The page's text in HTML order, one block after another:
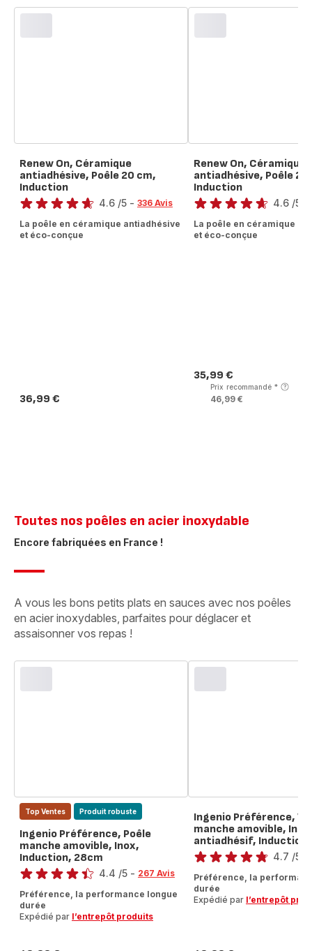
Renew On, Céramique
antiadhésive, Poêle 20 cm,
Induction
Note
4.6 /5 - 336 Avis
La poêle en céramique antiadhésive
et éco-conçue
Prix
36,99 €
Renew On, Céramique
antiadhésive, Poêle 28
Induction
Note
4.6 /5
La poêle en céramique
et éco-conçue
Prix
35,99 €
Prix recommandé *
46,99 €
Toutes nos poêles en acier inoxydable ​
Encore fabriquées en France !​
A vous les bons petits plats en sauces avec nos poêles
en acier inoxydables, parfaites pour déglacer et
assaisonner vos repas !​
Top Ventes Produit robuste
Ingenio Préférence, Poêle
manche amovible, Inox,
Induction, 28cm
Note
4.4 /5 - 267 Avis
Préférence, la performance longue
durée
Expédié par l’entrepôt produits
Ingenio Préférence,
manche amovible, Inox
antiadhésif,
Note
4.7 /5
Préférence, la
durée
Expédié par l’entrepôt